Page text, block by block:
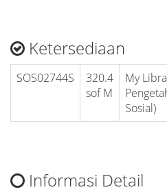
Ketersediaan
SOS02744S
320.4
sof M
My
Sosial)
Informasi Detail